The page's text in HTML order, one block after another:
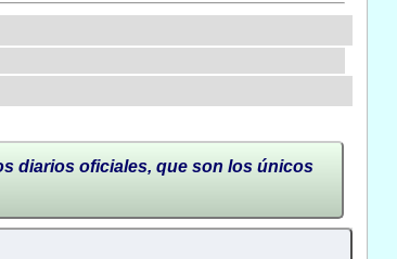
diarios oficiales, que son los únicos